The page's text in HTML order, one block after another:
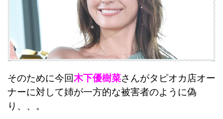
そのために今回木下優樹菜さんがタピオカ店オー
ナーに対して姉が一方的な被害者のように偽
り、、。